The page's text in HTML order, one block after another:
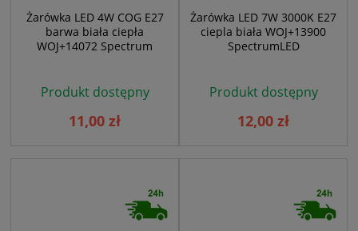
Żarówka LED 4W COG E27
barwa biała ciepła
WOJ+14072 Spectrum
Produkt dostępny
11,00 zł
Żarówka LED 7W 3000K E27
ciepla biała WOJ+13900
SpectrumLED
Produkt dostępny
12,00 zł